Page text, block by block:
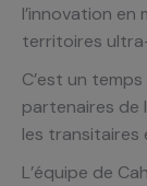
l’innovation en
territoires
C’est un
partenaires de
les transitaires
L’équipe de